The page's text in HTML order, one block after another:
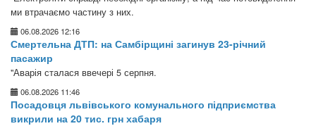
ми втрачаємо частину з них.
06.08.2026 12:16
Смертельна ДТП: на Самбірщині загинув 23-річний
пасажир
"Аварія сталася ввечері 5 серпня.
06.08.2026 11:46
Посадовця львівського комунального підприємства
викрили на 20 тис. грн хабаря